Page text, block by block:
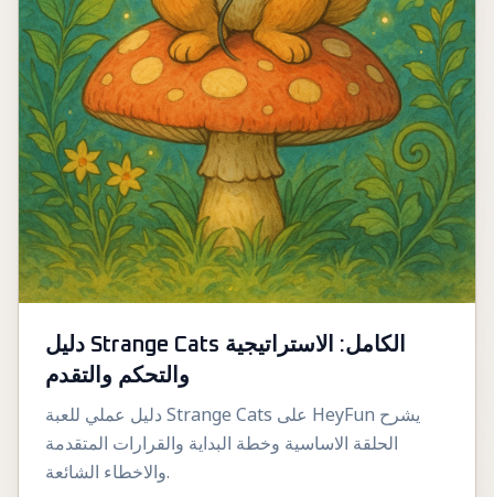
دليل Strange Cats الكامل: الاستراتيجية
والتحكم والتقدم
دليل عملي للعبة Strange Cats على HeyFun يشرح
الحلقة الاساسية وخطة البداية والقرارات المتقدمة
والاخطاء الشائعة.